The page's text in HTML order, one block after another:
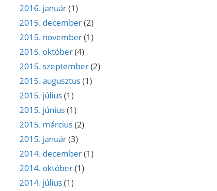
2016. január(1)
2015. december(2)
2015. november(1)
2015. október(4)
2015. szeptember(2)
2015. augusztus(1)
2015. július(1)
2015. június(1)
2015. március(2)
2015. január(3)
2014. december(1)
2014. október(1)
2014. július(1)